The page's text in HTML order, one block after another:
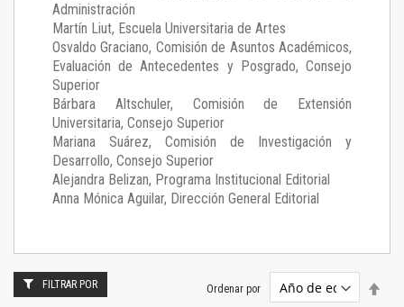
Administración
Martín Liut, Escuela Universitaria de Artes
Osvaldo Graciano, Comisión de Asuntos Académicos,
Evaluación de Antecedentes y Posgrado, Consejo
Superior
Bárbara Altschuler, Comisión de Extensión
Universitaria, Consejo Superior
Mariana Suárez, Comisión de Investigación y
Desarrollo, Consejo Superior
Alejandra Belizan, Programa Institucional Editorial
Anna Mónica Aguilar, Dirección General Editorial
Ordenar por
FILTRAR POR